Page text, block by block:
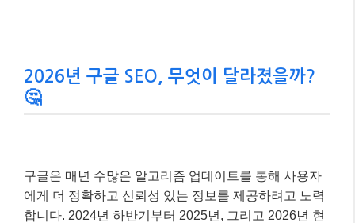
2026년 구글 SEO, 무엇이 달라졌을까?
🤔
구글은 매년 수많은 알고리즘 업데이트를 통해 사용자
에게 더 정확하고 신뢰성 있는 정보를 제공하려고 노력
합니다. 2024년 하반기부터 2025년, 그리고 2026년 현